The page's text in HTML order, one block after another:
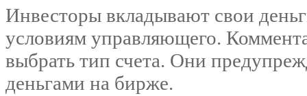
Инвесторы вкладывают свои
условиям управляющего.
выбрать тип счета. Они
деньгами на бирже.